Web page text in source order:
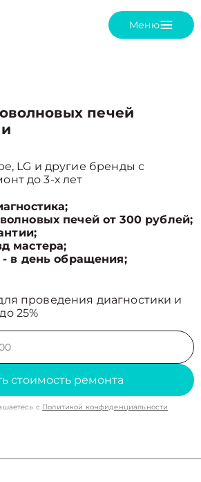
Меню
печей
LG и другие бренды с
до 3-х лет
печей от 300 рублей;
мастера;
- в день обращения;
проведения диагностики и
25%
стоимость ремонта
с Политикой конфиденциальности